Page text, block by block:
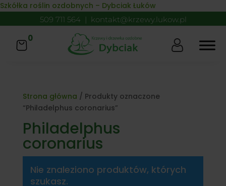
Skip to content
Szkółka roślin ozdobnych – Dybciak Łuków
509 711 564 | kontakt@krzewy.lukow.pl
0
Strona główna / Produkty oznaczone
“Philadelphus coronarius”
Philadelphus
coronarius
Nie znaleziono produktów, których
szukasz.